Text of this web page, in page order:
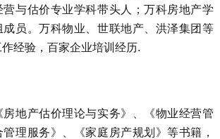
营与估价专业学科带头人；万科房地产学
成员。万科物业、世联地产、洪泽集团等
经验，百家企业培训经历.
产估价理论与实务》、《物业经营管
理服务》、《家庭房产规划》等书籍，